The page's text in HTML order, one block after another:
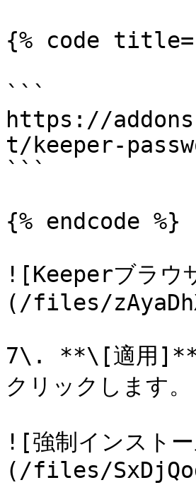
{% code title="
```
https://
t/keeper-
```
{% endcode %}
![Keeperブラウ
(/files/
7\. **\[適用
クリックします。
![強制インスト
(/files/